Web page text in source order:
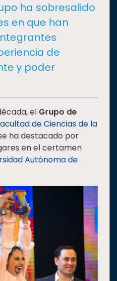
ha sobresalido
en que han
de
y poder
el Grupo de
de Ciencias de la
ha destacado por
en el certamen
Autónoma de